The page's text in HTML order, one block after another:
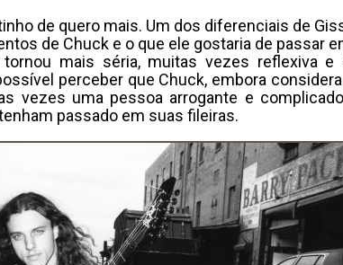
de quero mais. Um dos diferenciais de
de Chuck e o que ele gostaria de passar
mais séria, muitas vezes reflexiva e
perceber que Chuck, embora
vezes uma pessoa arrogante e
passado em suas fileiras.